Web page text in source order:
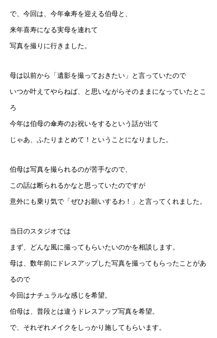
で、今回は、今年傘寿を迎える伯母と、
来年喜寿になる実母を連れて
写真を撮りに行きました。
母は以前から「遺影を撮っておきたい」と言っていたので
いつか叶えてやらねば、と思いながらそのままになっていたとこ
ろ
今年は伯母の傘寿のお祝いをするという話が出て
じゃあ、ふたりまとめて！ということになりました。
伯母は写真を撮られるのが苦手なので、
この話は断られるかなと思っていたのですが
意外にも乗り気で「ぜひお願いするわ！」と言ってくれました。
当日のスタジオでは
まず、どんな風に撮ってもらいたいのかを相談します。
母は、数年前にドレスアップした写真を撮ってもらったことがあ
るので
今回はナチュラルな感じを希望。
伯母は、普段とは違うドレスアップ写真を希望。
で、それぞれメイクをしっかり施してもらいます。